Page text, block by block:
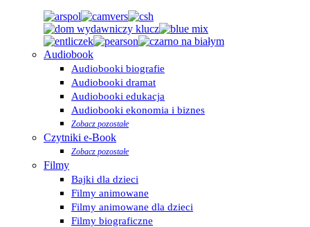
Audiobook
Audiobooki biografie
Audiobooki dramat
Audiobooki edukacja
Audiobooki ekonomia i biznes
Zobacz pozostałe
Czytniki e-Book
Zobacz pozostałe
Filmy
Bajki dla dzieci
Filmy animowane
Filmy animowane dla dzieci
Filmy biograficzne